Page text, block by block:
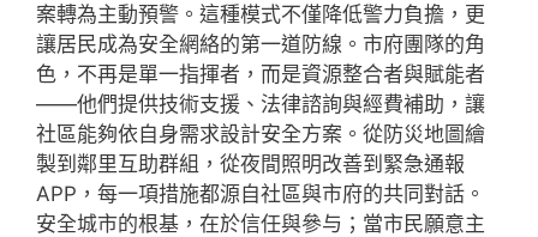
案轉為主動預警。這種模式不僅降低警力負擔，更
讓居民成為安全網絡的第一道防線。市府團隊的角
色，不再是單一指揮者，而是資源整合者與賦能者
——他們提供技術支援、法律諮詢與經費補助，讓
社區能夠依自身需求設計安全方案。從防災地圖繪
製到鄰里互助群組，從夜間照明改善到緊急通報
APP，每一項措施都源自社區與市府的共同對話。
安全城市的根基，在於信任與參与；當市民願意主